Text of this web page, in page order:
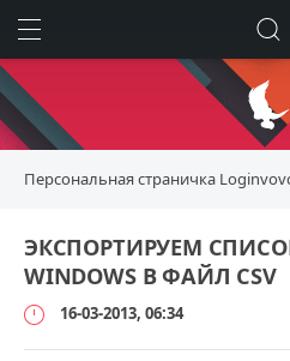
Персональная страничка
ЭКСПОРТИРУЕМ
WINDOWS В ФАЙЛ CSV
16-03-2013, 06:34